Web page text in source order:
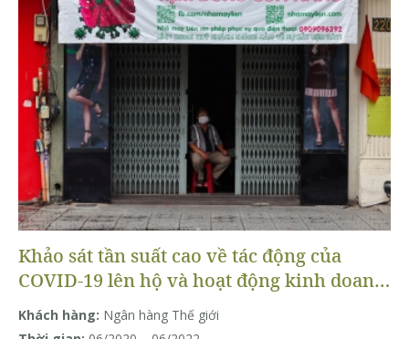
Khảo sát tần suất cao về tác động của
COVID-19 lên hộ và hoạt động kinh doanh
của hộ gia đình
Khách hàng: Ngân hàng Thế giới